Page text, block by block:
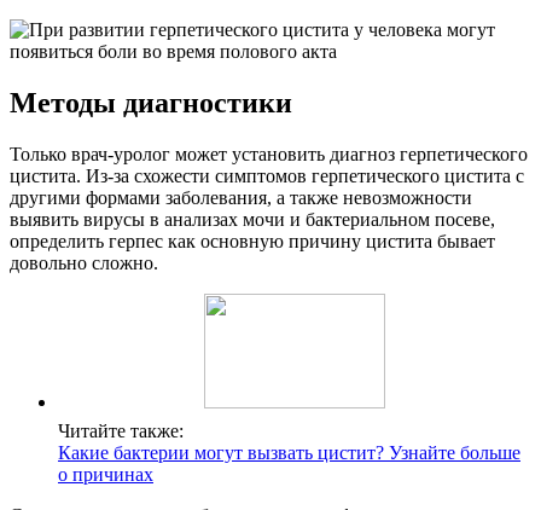
Методы диагностики
Только врач-уролог может установить диагноз герпетического
цистита. Из-за схожести симптомов герпетического цистита с
другими формами заболевания, а также невозможности
выявить вирусы в анализах мочи и бактериальном посеве,
определить герпес как основную причину цистита бывает
довольно сложно.
Читайте также:
Какие бактерии могут вызвать цистит? Узнайте больше
о причинах